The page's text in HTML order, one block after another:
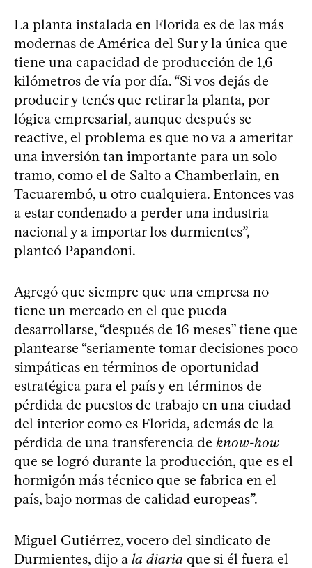
La planta instalada en Florida es de las más
modernas de América del Sur y la única que
tiene una capacidad de producción de 1,6
kilómetros de vía por día. “Si vos dejás de
producir y tenés que retirar la planta, por
lógica empresarial, aunque después se
reactive, el problema es que no va a ameritar
una inversión tan importante para un solo
tramo, como el de Salto a Chamberlain, en
Tacuarembó, u otro cualquiera. Entonces vas
a estar condenado a perder una industria
nacional y a importar los durmientes”,
planteó Papandoni.
Agregó que siempre que una empresa no
tiene un mercado en el que pueda
desarrollarse, “después de 16 meses” tiene que
plantearse “seriamente tomar decisiones poco
simpáticas en términos de oportunidad
estratégica para el país y en términos de
pérdida de puestos de trabajo en una ciudad
del interior como es Florida, además de la
pérdida de una transferencia de know-how
que se logró durante la producción, que es el
hormigón más técnico que se fabrica en el
país, bajo normas de calidad europeas”.
Miguel Gutiérrez, vocero del sindicato de
Durmientes, dijo a la diaria que si él fuera el